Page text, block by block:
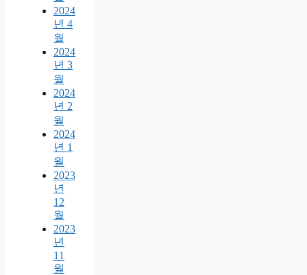
2024
년 4
월
2024
년 3
월
2024
년 2
월
2024
년 1
월
2023
년
12
월
2023
년
11
월